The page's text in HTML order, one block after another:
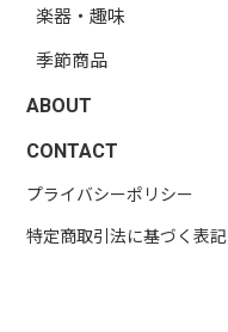
楽器・趣味
季節商品
ABOUT
CONTACT
プライバシーポリシー
特定商取引法に基づく表記